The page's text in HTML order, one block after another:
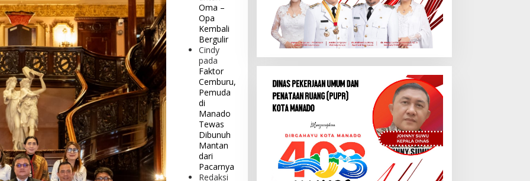
Oma –
Opa
Kembali
Bergulir
Cindy
pada
Faktor
Cemburu,
Pemuda
di
Manado
Tewas
Dibunuh
Mantan
dari
Pacarnya
Redaksi